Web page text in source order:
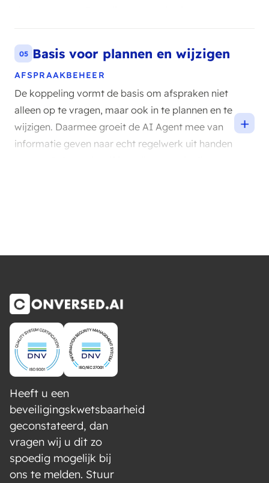
05 Basis voor plannen en wijzigen
AFSPRAAKBEHEER
De koppeling vormt de basis om afspraken niet
alleen op te vragen, maar ook in te plannen en te
wijzigen. Daarmee groeit de AI Agent mee van
informatie geven naar echt regelwerk uit handen
+
Heeft u een
beveiligingskwetsbaarheid
geconstateerd, dan
vragen wij u dit zo
spoedig mogelijk bij
ons te melden. Stuur